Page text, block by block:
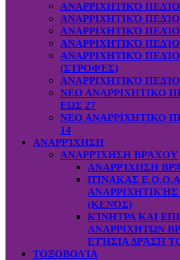
ΑΝΑΡΡΙΧΗΤΙΚΌ
ΑΝΑΡΡΙΧΗΤΙΚΌ
ΑΝΑΡΡΙΧΗΤΙΚΌ
ΑΝΑΡΡΙΧΗΤΙΚΌ
ΑΝΑΡΡΙΧΗΤΙΚΌ
(ΣΤΡΟΦΈΣ)
ΑΝΑΡΡΙΧΗΤΙΚΌ
ΝΕΟ ΑΝΑΡΡΙΧΗΤΙΚΟ
ΕΩΣ 27
ΝΕΟ ΑΝΑΡΡΙΧΗΤΙΚΟ
14
ΑΝΑΡΡΊΧΗΣΗ
ΑΝΑΡΡΊΧΗΣΗ ΒΡΆΧΟΥ
ΑΝΑΡΡΊΧΗΣΗ
ΠΊΝΑΚΑΣ
(ΚΕΝΌΣ)
ΚΊΝΗΤΡΑ ΚΑΙ
ΑΝΑΡΡΙΧΗΤΏΝ
ΕΤΉΣΙΑ ΔΡΆΣΗ
ΤΟΞΟΒΟΛΊΑ